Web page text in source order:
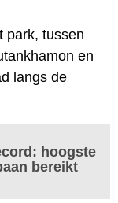
park, tussen
en
langs de
hoogste
bereikt